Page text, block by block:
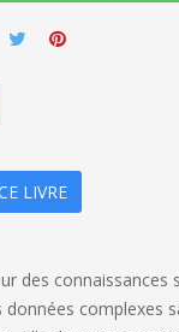
LIVRE
des
données complexes